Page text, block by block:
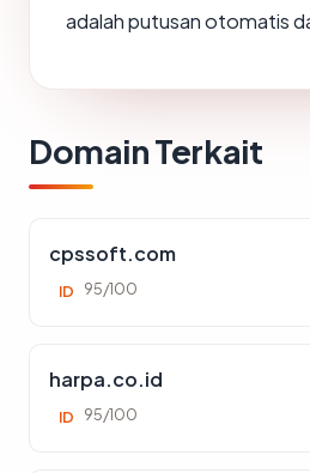
adalah putusan otomatis
Domain Terkait
cpssoft.com
ID 95/100
harpa.co.id
ID 95/100